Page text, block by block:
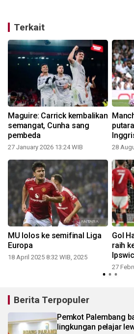
Terkait
Maguire: Carrick kembalikan
semangat, Cunha sang
pembeda
27 January 2026 13:24 WIB 28
MU lolos ke semifinal Liga
Europa
18 April 2025 8:32 WIB, 2025
Gol
raih
27
Berita Terpopuler
Pemkot Palembang
lingkungan pelajar